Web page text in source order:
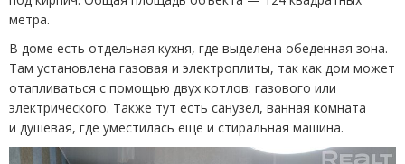
метра.
В доме есть отдельная кухня, где выделена обеденная зона.
Там установлена газовая и электроплиты, так как дом может
отапливаться с помощью двух котлов: газового или
электрического. Также тут есть санузел, ванная комната
и душевая, где уместилась еще и стиральная машина.